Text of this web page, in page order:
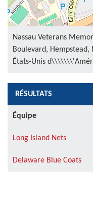
Nassau Veterans
Boulevard, Hempstead,
États-Unis
RÉSULTATS
Équipe
Long Island Nets
Delaware Blue Coats